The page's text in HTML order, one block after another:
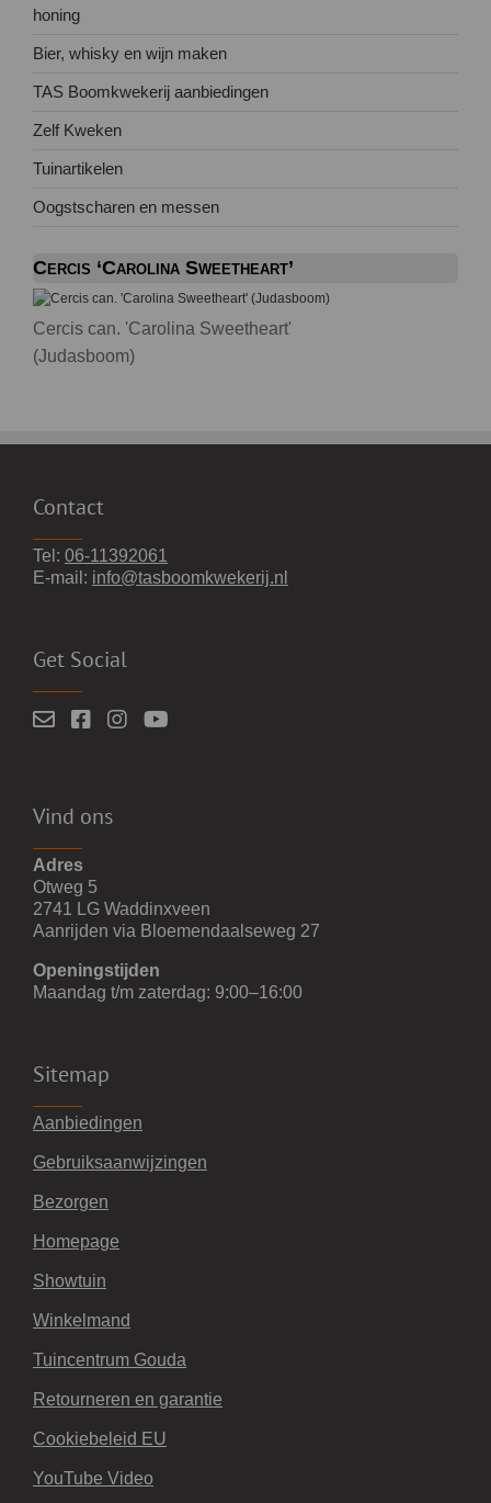
honing
Bier, whisky en wijn maken
TAS Boomkwekerij aanbiedingen
Zelf Kweken
Tuinartikelen
Oogstscharen en messen
Cercis ‘Carolina Sweetheart’
Cercis can. 'Carolina Sweetheart'
(Judasboom)
Contact
Tel: 06-11392061
E-mail: info@tasboomkwekerij.nl
Get Social
Vind ons
Adres
Otweg 5
2741 LG Waddinxveen
Aanrijden via Bloemendaalseweg 27
Openingstijden
Maandag t/m zaterdag: 9:00–16:00
Sitemap
Aanbiedingen
Gebruiksaanwijzingen
Bezorgen
Homepage
Showtuin
Winkelmand
Tuincentrum Gouda
Retourneren en garantie
Cookiebeleid EU
YouTube Video